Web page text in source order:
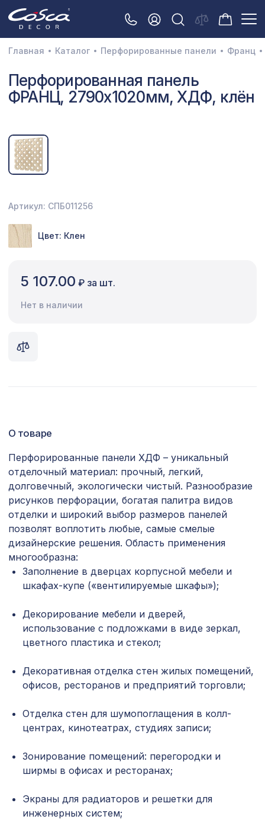
3D орнамент
Акустические панели
Интерьерный МДФ
Межкомнатные арки
Перфорированные панели
Плинтусы
Сопутствующие товары
Цветной багет
Экраны для радиаторов
Перфорированная панель КВАДРО
11-45, 1200х600мм, ХДФ, венге
1357 ₽
Карниз KX028, 75х75, 2000мм,
Экополимер/24
745 ₽
Воск мягкий "Дуб тёмный" в
блистере
Перфорированная панель КВАДРО
10-20, 1030х695мм, ХДФ, белая
Перфорированная панель
Ремень для бруса/балки
золото
Натуральные обои Cosca Сеул, 10 x
0,91 м
1542 ₽
Prints L5084, 0,91 x 5,5 м
4226 ₽
Перфорированная панель КВАДРО
Консоль для архитектурного бруса
Главная Каталог Перфорированные панели Франц
Перфорированная панель
ФРАНЦ, 2790х1020мм, ХДФ, клён
Артикул: СПБ011256
Цвет: Клен
5 107.00 ₽ за шт.
Нет в наличии
О товаре
Перфорированные панели ХДФ – уникальный
отделочный материал: прочный, легкий,
долговечный, экологически чистый. Разнообразие
рисунков перфорации, богатая палитра видов
отделки и широкий выбор размеров панелей
позволят воплотить любые, самые смелые
дизайнерские решения. Область применения
многообразна:
Заполнение в дверцах корпусной мебели и
шкафах-купе («вентилируемые шкафы»);
Декорирование мебели и дверей,
использование с подложками в виде зеркал,
цветного пластика и стекол;
Декоративная отделка стен жилых помещений,
офисов, ресторанов и предприятий торговли;
Отделка стен для шумопоглащения в колл-
центрах, кинотеатрах, студиях записи;
Зонирование помещений: перегородки и
ширмы в офисах и ресторанах;
Экраны для радиаторов и решетки для
инженерных систем;